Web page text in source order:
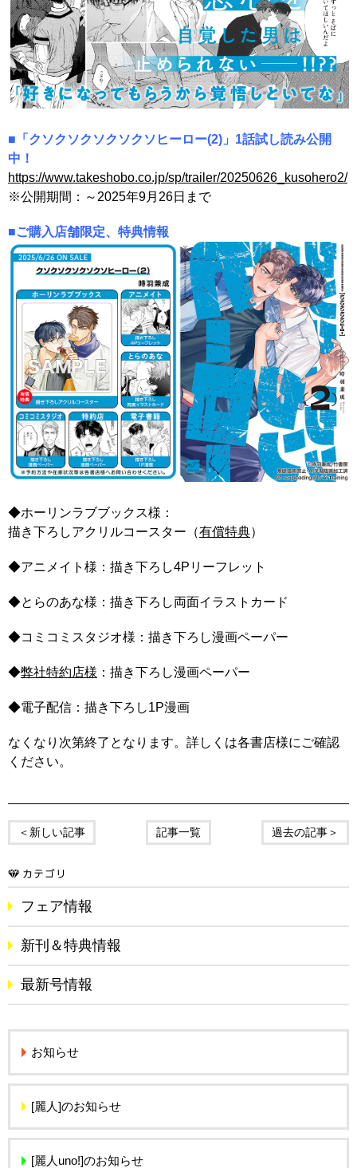
■「クソクソクソクソクソヒーロー(2)」1話試し読み公開
中！
https://www.takeshobo.co.jp/sp/trailer/20250626_kusohero2/
※公開期間：～2025年9月26日まで
■ご購入店舗限定、特典情報
◆ホーリンラブブックス様：
描き下ろしアクリルコースター（有償特典）
◆アニメイト様：描き下ろし4Pリーフレット
◆とらのあな様：描き下ろし両面イラストカード
◆コミコミスタジオ様：描き下ろし漫画ペーパー
◆弊社特約店様 ：描き下ろし漫画ペーパー
◆電子配信：描き下ろし1P漫画
なくなり次第終了となります。詳しくは各書店様にご確認
ください。
＜新しい記事 過去の記事＞
記事一覧
フェア情報
新刊＆特典情報
最新号情報
お知らせ
[麗人]のお知らせ
[麗人uno!]のお知らせ